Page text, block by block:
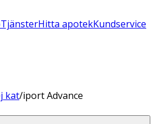
TjänsterHitta apotekKundservice
kat/iport Advance